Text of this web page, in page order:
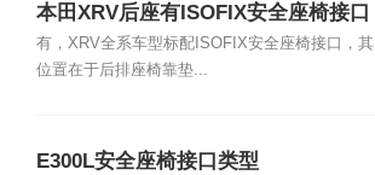
本田XRV后座有ISOFIX安全座椅接口
吗
有，XRV全系车型标配ISOFIX安全座椅接口，其
位置在于后排座椅靠垫...
E300L安全座椅接口类型